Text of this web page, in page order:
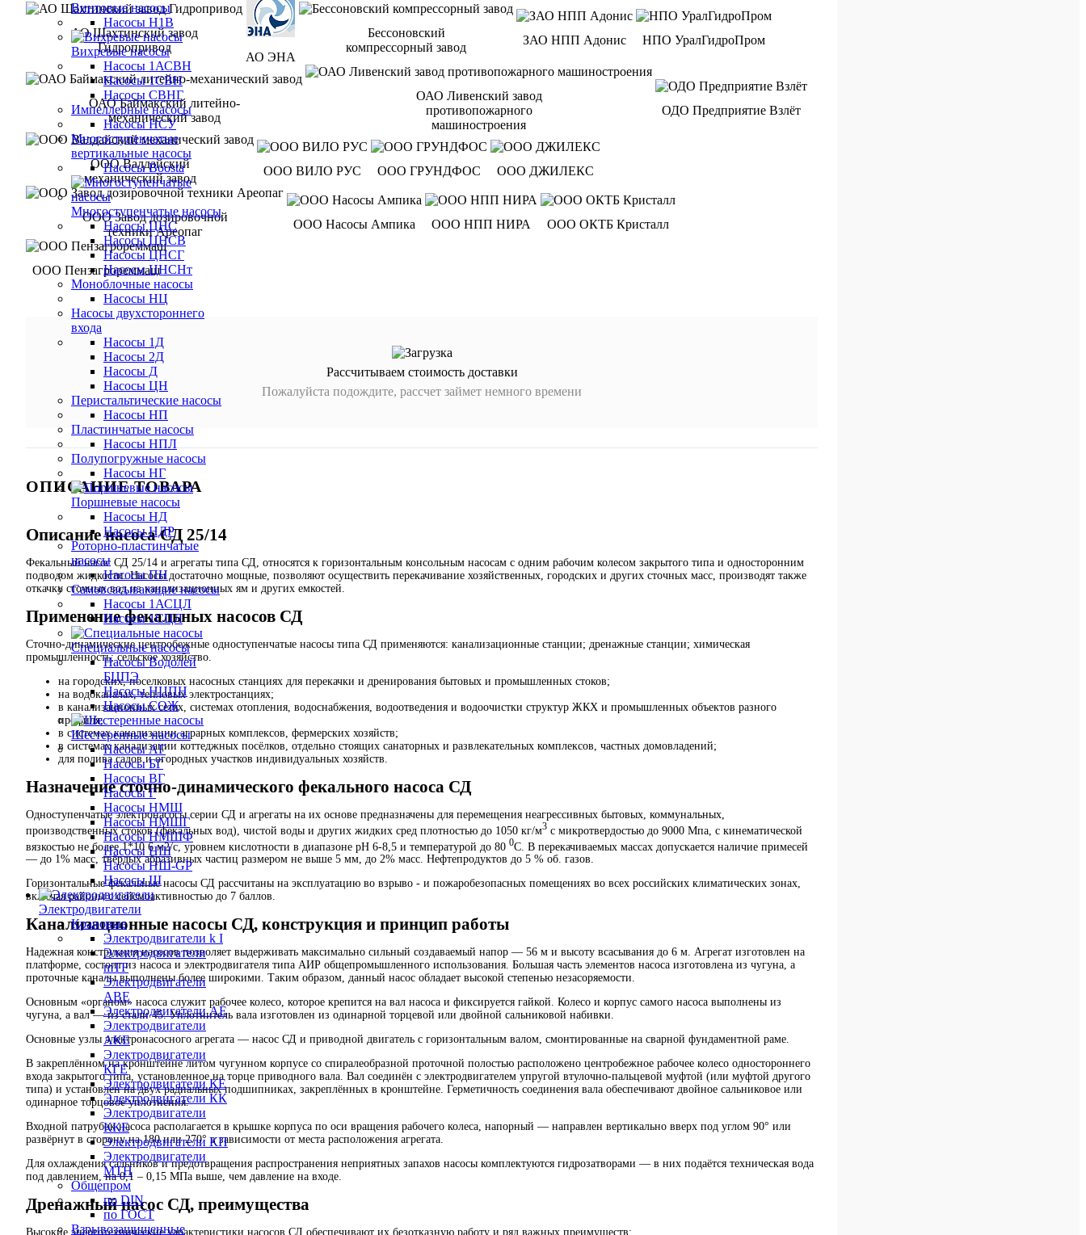
Винтовые насосы
Насосы Н1В
Вихревые насосы
Насосы 1АСВН
Насосы 1СВН
Насосы СВНГ
Импеллерные насосы
Насосы НСУ
Многоступенчатые
вертикальные насосы
Насосы Boosta
Многоступенчатые насосы
Насосы ЦНС
Насосы ЦНСВ
Насосы ЦНСГ
Насосы ЦНСНт
Моноблочные насосы
Насосы НЦ
Насосы двухстороннего
входа
Насосы 1Д
Насосы 2Д
Насосы Д
Насосы ЦН
Перистальтические насосы
Насосы НП
Пластинчатые насосы
Насосы НПЛ
Полупогружные насосы
Насосы НГ
Поршневые насосы
Насосы НД
Насосы НДР
Роторно-пластинчатые
насосы
Насосы ПН
Самовсасывающие насосы
Насосы 1АСЦЛ
Насосы 1СЦЛ
Специальные насосы
Насосы Водолей
БЦПЭ
Насосы НЦПН
Насосы СОЖ
Шестеренные насосы
Насосы АГ
Насосы БГ
Насосы ВГ
Насосы Г
Насосы НМШ
Насосы НМШГ
Насосы НМШФ
Насосы НШ
Насосы НШ-GP
Насосы Ш
Электродвигатели
Крановые
Электродвигатели k I
Электродвигатели
mTF
Электродвигатели
АВЕ
Электродвигатели АЕ
Электродвигатели
АКЕ
Электродвигатели
КГЕ
Электродвигатели КЕ
Электродвигатели КК
Электродвигатели
ККЕ
Электродвигатели КП
Электродвигатели
МТН
Общепром
по DIN
по ГОСТ
Взрывозащищенные
АО Шахтинский завод
Гидропривод
АО ЭНА
Бессоновский
компрессорный завод
ЗАО НПП Адонис НПО УралГидроПром
ОАО Баймакский литейно-
механический завод
ОАО Ливенский завод
противопожарного
машиностроения
ОДО Предприятие Взлёт
ООО Валдайский
механический завод
ООО ВИЛО РУС ООО ГРУНДФОС ООО ДЖИЛЕКС
ООО Завод дозировочной
техники Ареопаг
ООО Насосы Ампика ООО НПП НИРА ООО ОКТБ Кристалл
ООО Пензагрореммаш
Рассчитываем стоимость доставки
Пожалуйста подождите, рассчет займет немного времени
ОПИСАНИЕ ТОВАРА
Описание насоса СД 25/14
Фекальный насос СД 25/14 и агрегаты типа СД, относятся к горизонтальным консольным насосам с одним рабочим колесом закрытого типа и односторонним
подводом жидкости. Насосы достаточно мощные, позволяют осуществить перекачивание хозяйственных, городских и других сточных масс, производят также
откачку сточных вод из канализационных ям и других емкостей.
Применение фекальных насосов СД
Сточно-динамические центробежные одноступенчатые насосы типа СД применяются: канализационные станции; дренажные станции; химическая
промышленность; сельское хозяйство.
на городских, поселковых насосных станциях для перекачки и дренирования бытовых и промышленных стоков;
на водоканалах, тепловых электростанциях;
в канализационных сетях, системах отопления, водоснабжения, водоотведения и водоочистки структур ЖКХ и промышленных объектов разного
профиля;
в системах канализации аграрных комплексов, фермерских хозяйств;
в системах канализации коттеджных посёлков, отдельно стоящих санаторных и развлекательных комплексов, частных домовладений;
для полива садов и огородных участков индивидуальных хозяйств.
Назначение сточно-динамического фекального насоса СД
Одноступенчатые электронасосы серии СД и агрегаты на их основе предназначены для перемещения неагрессивных бытовых, коммунальных,
производственных стоков (фекальных вод), чистой воды и других жидких сред плотностью до 1050 кг/м3 с микротвердостью до 9000 Мпа, с кинематической
вязкостью не более 1*10 6 м2/с, уровнем кислотности в диапазоне рН 6-8,5 и температурой до 80 0С. В перекачиваемых массах допускается наличие примесей
— до 1% масс, твёрдых абразивных частиц размером не выше 5 мм, до 2% масс. Нефтепродуктов до 5 % об. газов.
Горизонтальные фекальные насосы СД рассчитаны на эксплуатацию во взрыво - и пожаробезопасных помещениях во всех российских климатических зонах,
включая районы с сейсмоактивностью до 7 баллов.
Канализационные насосы СД, конструкция и принцип работы
Надежная конструкция насосов позволяет выдерживать максимально сильный создаваемый напор — 56 м и высоту всасывания до 6 м. Агрегат изготовлен на
платформе, состоит из насоса и электродвигателя типа АИР общепромышленного использования. Большая часть элементов насоса изготовлена из чугуна, а
проточные каналы выполнены более широкими. Таким образом, данный насос обладает высокой степенью незасоряемости.
Основным «органом» насоса служит рабочее колесо, которое крепится на вал насоса и фиксируется гайкой. Колесо и корпус самого насоса выполнены из
чугуна, а вал — из стали 45. Уплотнитель вала изготовлен из одинарной торцевой или двойной сальниковой набивки.
Основные узлы электронасосного агрегата — насос СД и приводной двигатель с горизонтальным валом, смонтированные на сварной фундаментной раме.
В закреплённом на кронштейне литом чугунном корпусе со спиралеобразной проточной полостью расположено центробежное рабочее колесо одностороннего
входа закрытого типа, установленное на торце приводного вала. Вал соединён с электродвигателем упругой втулочно-пальцевой муфтой (или муфтой другого
типа) и установлен на двух радиальных подшипниках, закреплённых в кронштейне. Герметичность соединения вала обеспечивают двойное сальниковое или
одинарное торцовое уплотнения.
Входной патрубок насоса располагается в крышке корпуса по оси вращения рабочего колеса, напорный — направлен вертикально вверх под углом 90° или
развёрнут в сторону на 180 или 270° в зависимости от места расположения агрегата.
Для охлаждения сальников и предотвращения распространения неприятных запахов насосы комплектуются гидрозатворами — в них подаётся техническая вода
под давлением, на 0,1 – 0,15 МПа выше, чем давление на входе.
Дренажный насос СД, преимущества
Высокие энерготехнические характеристики насосов СД обеспечивают их безотказную работу и ряд важных преимуществ: